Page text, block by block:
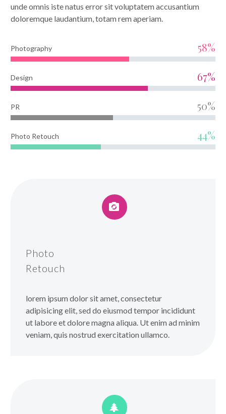
unde omnis iste natus error sit voluptatem accusantium
doloremque laudantium, totam rem aperiam.
Photography 58%
Design 67%
PR 50%
Photo Retouch 44%


Photo
Retouch
lorem ipsum dolor sit amet, consectetur
adipisicing elit, sed do eiusmod tempor incididunt
ut labore et dolore magna aliqua. Ut enim ad minim
veniam, quis nostrud exercitation ullamco.

